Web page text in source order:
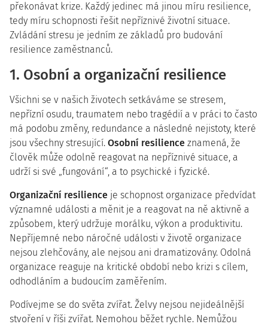
překonávat krize. Každý jedinec má jinou míru resilience,
tedy míru schopnosti řešit nepříznivé životní situace.
Zvládání stresu je jedním ze základů pro budování
resilience zaměstnanců.
1. Osobní a organizační resilience
Všichni se v našich životech setkáváme se stresem,
nepřízní osudu, traumatem nebo tragédií a v práci to často
má podobu změny, redundance a následné nejistoty, které
jsou všechny stresující. Osobní resilience znamená, že
člověk může odolně reagovat na nepříznivé situace, a
udrží si své „fungování“, a to psychické i fyzické.
Organizační resilience je schopnost organizace předvídat
významné události a měnit je a reagovat na ně aktivně a
způsobem, který udržuje morálku, výkon a produktivitu.
Nepříjemné nebo náročné události v životě organizace
nejsou zlehčovány, ale nejsou ani dramatizovány. Odolná
organizace reaguje na kritické období nebo krizi s cílem,
odhodláním a budoucím zaměřením.
Podívejme se do světa zvířat. Želvy nejsou nejideálnější
stvoření v říši zvířat. Nemohou běžet rychle. Nemůžou